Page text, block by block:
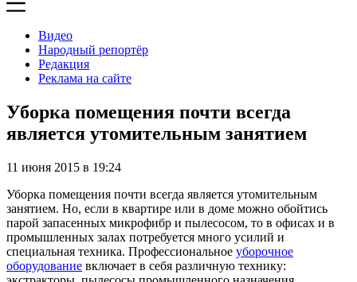
Видео
Народный репортёр
Редакция
Реклама на сайте
Уборка помещения почти всегда
является утомительным занятием
11 июня 2015 в 19:24
Уборка помещения почти всегда является утомительным
занятием. Но, если в квартире или в доме можно обойтись
парой запасенных микрофибр и пылесосом, то в офисах и в
промышленных залах потребуется много усилий и
специальная техника. Профессиональное уборочное
оборудование включает в себя различную технику: